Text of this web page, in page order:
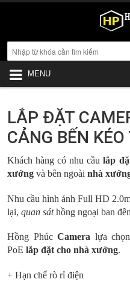
MENU
LẮP ĐẶT
CẢNG BẾN
Khách hàng có nhu cầulắp
xưởng và bên ngoài nhà
Nhu cầu hình ảnh Full HD
lại, quan sáthồng ngoại ban
Hồng Phúc Camera lựa
PoE lắp đặt cho nhà xưởng.
+ Hạn chế rò rỉ điện